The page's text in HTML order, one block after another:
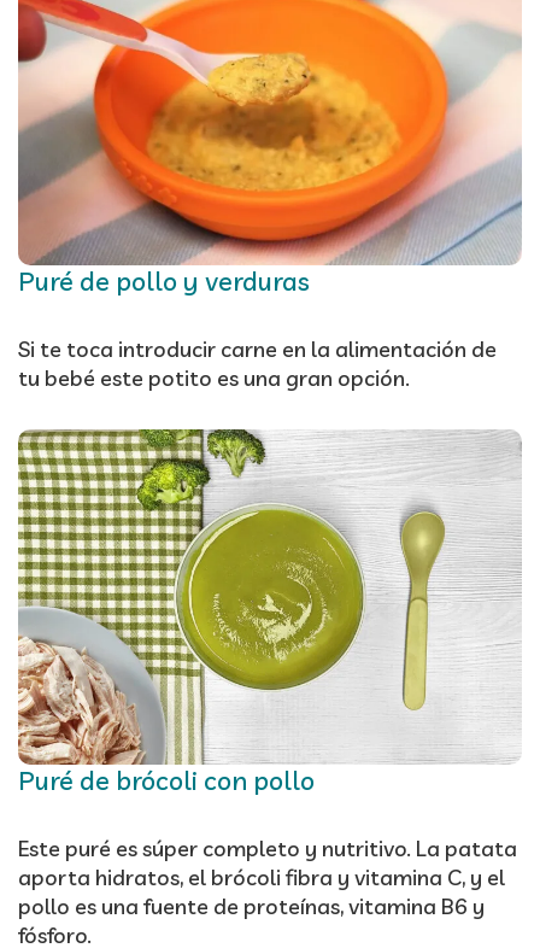
Puré de pollo y verduras
Si te toca introducir carne en la alimentación de
tu bebé este potito es una gran opción.
Puré de brócoli con pollo
Este puré es súper completo y nutritivo. La patata
aporta hidratos, el brócoli fibra y vitamina C, y el
pollo es una fuente de proteínas, vitamina B6 y
fósforo.